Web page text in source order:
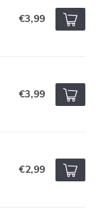
€3,99
€3,99
€2,99